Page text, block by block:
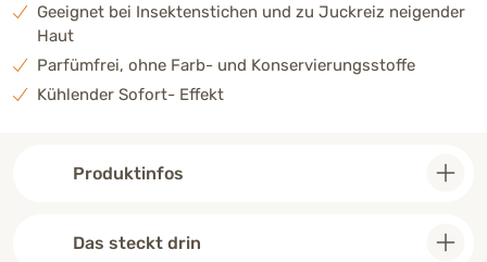
Geeignet bei Insektenstichen und zu Juckreiz neigender
Haut
Parfümfrei, ohne Farb- und Konservierungsstoffe
Kühlender Sofort- Effekt
Produktinfos
Das steckt drin